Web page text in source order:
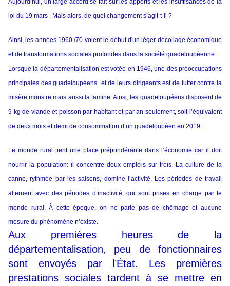
Aujourd’hui, un large accord se fait sur les apports et les insuffisances de la
loi du 19 mars . Mais alors, de quel changement s’agit-t-il ?
Ainsi, les années 1960 /70 voient le début d'un léger décollage économique
et de transformations sociales profondes dans la société guadeloupéenne.
Lorsque la départementalisation est votée en 1946, une des préoccupations
principales des guadeloupéens et de leurs dirigeants est de lutter contre la
misère monstre mais aussi la famine. Ainsi, les guadeloupéens disposent de
9 kg de viande et poisson par habitant et par an seulement, soit l’équivalent
de deux mois et demi de consommation d’un guadeloupéen en 2019 .
Le monde rural tient une place prépondérante dans l’économie car il doit
nourrir la population: il concentre deux emplois sur trois. La culture de la
canne, rythmée par les saisons, domine l’activité. Les périodes de travail
alternent avec des périodes d’inactivité, qui sont prises en charge par le
monde rural. À cette époque, on ne parle pas de chômage et aucune
mesure du phénomène n’existe.
Aux premières heures de la
départementalisation, peu de fonctionnaires
sont envoyés par l’État. Les premières
prestations sociales tardent à se mettre en